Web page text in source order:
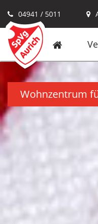
04941 / 5011
Wohnzentrum